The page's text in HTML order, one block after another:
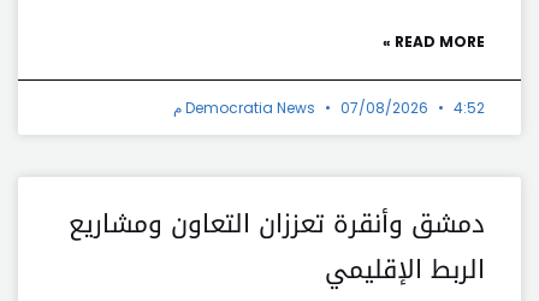
READ MORE »
Democratia News 07/08/2026 4:52 م
دمشق وأنقرة تعززان التعاون ومشاريع
الربط الإقليمي